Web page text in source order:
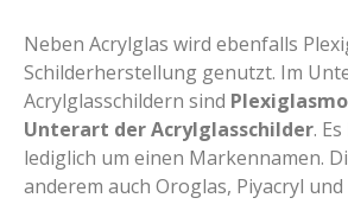
Neben Acrylglas wird ebenfalls
Schilderherstellung genutzt. Im
Acrylglasschildern sind
Unterart der Acrylglasschilder.
lediglich um einen Markennamen.
anderem auch Oroglas, Piyacryl